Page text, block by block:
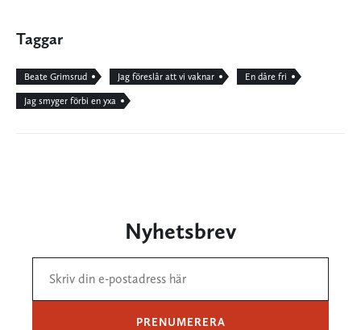
Taggar
Beate Grimsrud Jag föreslår att vi vaknar En dåre fri
Jag smyger förbi en yxa
Nyhetsbrev
PRENUMERERA